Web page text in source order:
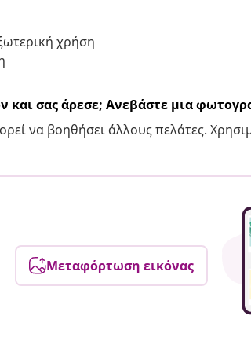
χρήση
και σας άρεσε; Ανεβάστε μια
να βοηθήσει άλλους πελάτες.
Μεταφόρτωση εικόνας